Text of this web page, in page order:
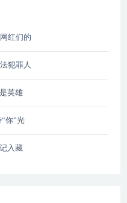
红们的
犯罪人
英雄
你”光
入藏